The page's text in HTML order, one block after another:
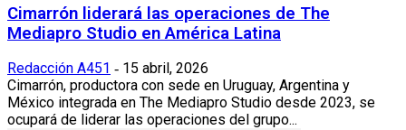
Cimarrón liderará las operaciones de The
Mediapro Studio en América Latina
Redacción A451 - 15 abril, 2026
Cimarrón, productora con sede en Uruguay, Argentina y
México integrada en The Mediapro Studio desde 2023, se
ocupará de liderar las operaciones del grupo...